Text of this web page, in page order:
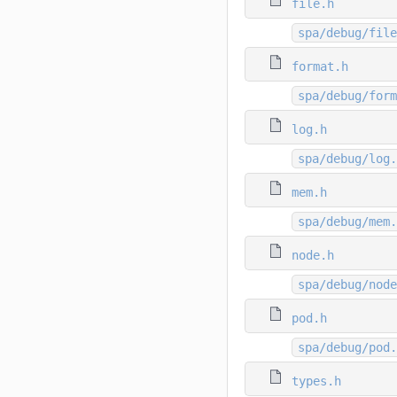
file.h
spa/debug/
format.h
spa/debug/
log.h
spa/debug/
mem.h
spa/debug/
node.h
spa/debug/
pod.h
spa/debug/
types.h